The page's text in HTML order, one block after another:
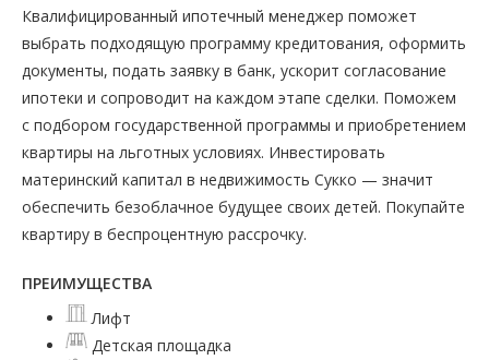
Квалифицированный ипотечный менеджер поможет
выбрать подходящую программу кредитования, оформить
документы, подать заявку в банк, ускорит согласование
ипотеки и сопроводит на каждом этапе сделки. Поможем
с подбором государственной программы и приобретением
квартиры на льготных условиях. Инвестировать
материнский капитал в недвижимость Сукко — значит
обеспечить безоблачное будущее своих детей. Покупайте
квартиру в беспроцентную рассрочку.
ПРЕИМУЩЕСТВА
Лифт
Детская площадка